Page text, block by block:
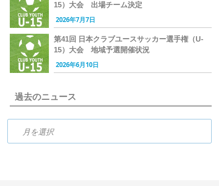
15）大会 出場チーム決定
2026年7月7日
第41回 日本クラブユースサッカー選手権（U-
15）大会 地域予選開催状況
2026年6月10日
過去のニュース